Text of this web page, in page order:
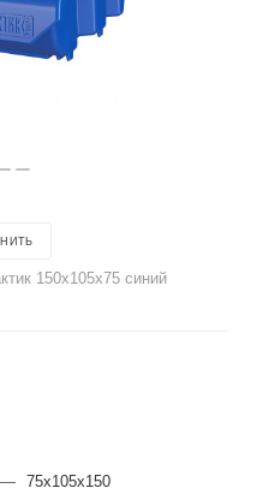
150х105х75 синий
— 75x105x150